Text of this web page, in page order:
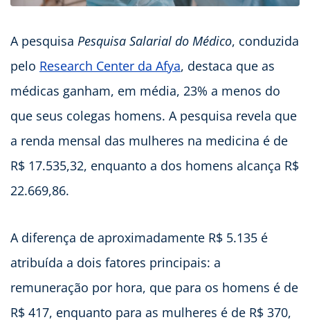
A pesquisa Pesquisa Salarial do Médico, conduzida
pelo Research Center da Afya, destaca que as
médicas ganham, em média, 23% a menos do
que seus colegas homens. A pesquisa revela que
a renda mensal das mulheres na medicina é de
R$ 17.535,32, enquanto a dos homens alcança R$
22.669,86.
A diferença de aproximadamente R$ 5.135 é
atribuída a dois fatores principais: a
remuneração por hora, que para os homens é de
R$ 417, enquanto para as mulheres é de R$ 370,